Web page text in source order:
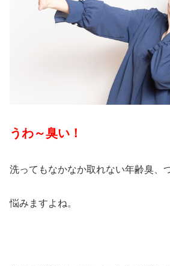
うわ～臭い！
洗ってもなかなか取れない年齢臭、
悩みますよね。